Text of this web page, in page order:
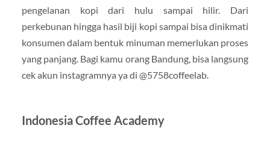
pengelanan kopi dari hulu sampai hilir. Dari
perkebunan hingga hasil biji kopi sampai bisa dinikmati
konsumen dalam bentuk minuman memerlukan proses
yang panjang. Bagi kamu orang Bandung, bisa langsung
cek akun instagramnya ya di @5758coffeelab.
Indonesia Coffee Academy